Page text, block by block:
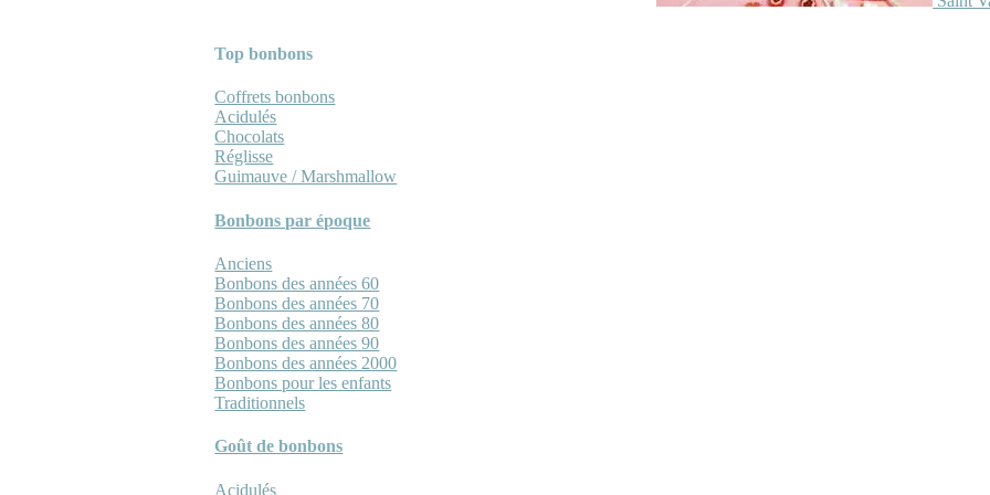
Top bonbons
Coffrets bonbons
Acidulés
Chocolats
Réglisse
Guimauve / Marshmallow
Bonbons par époque
Anciens
Bonbons des années 60
Bonbons des années 70
Bonbons des années 80
Bonbons des années 90
Bonbons des années 2000
Bonbons pour les enfants
Traditionnels
Goût de bonbons
Acidulés